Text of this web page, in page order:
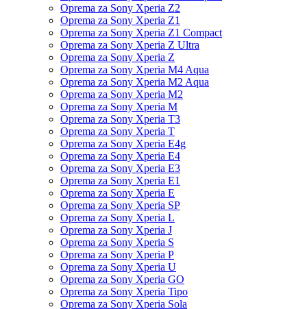
Oprema za Sony Xperia Z2
Oprema za Sony Xperia Z1
Oprema za Sony Xperia Z1 Compact
Oprema za Sony Xperia Z Ultra
Oprema za Sony Xperia Z
Oprema za Sony Xperia M4 Aqua
Oprema za Sony Xperia M2 Aqua
Oprema za Sony Xperia M2
Oprema za Sony Xperia M
Oprema za Sony Xperia T3
Oprema za Sony Xperia T
Oprema za Sony Xperia E4g
Oprema za Sony Xperia E4
Oprema za Sony Xperia E3
Oprema za Sony Xperia E1
Oprema za Sony Xperia E
Oprema za Sony Xperia SP
Oprema za Sony Xperia L
Oprema za Sony Xperia J
Oprema za Sony Xperia S
Oprema za Sony Xperia P
Oprema za Sony Xperia U
Oprema za Sony Xperia GO
Oprema za Sony Xperia Tipo
Oprema za Sony Xperia Sola